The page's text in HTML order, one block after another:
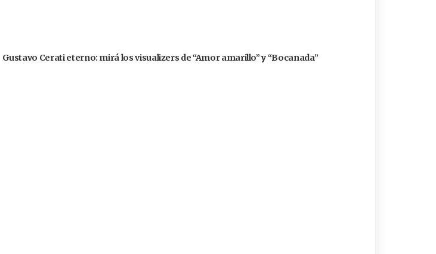
Gustavo Cerati eterno: mirá los visualizers de “Amor amarillo” y “Bocanada”